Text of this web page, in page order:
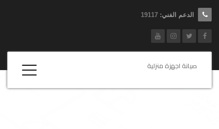
الدعم الفني: 19117
صيانة اجهزة منزلية